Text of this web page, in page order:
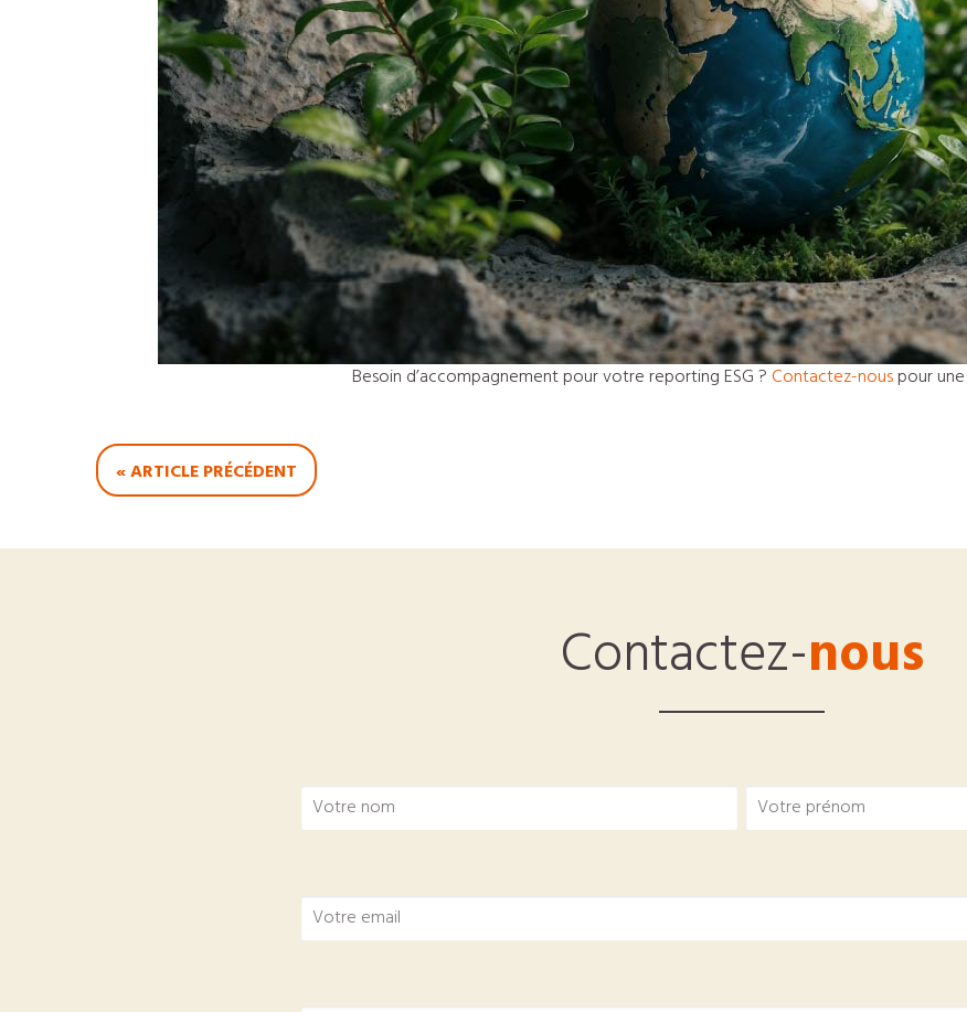
Besoin d’accompagnement pour votre reporting ESG ? Contactez-nouspour
« ARTICLE PRÉCÉDENT
Contactez-nous